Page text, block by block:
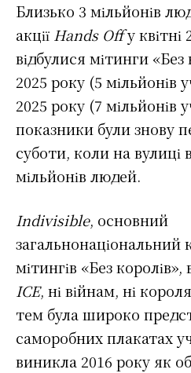
Близько 3 мільйонів
акції Hands Offу квітні
відбулися мітинги «Без
2025 року (5 мільйонів
2025 року (7 мільйонів
показники були знову
суботи, коли на
мільйонів людей.
Indivisible, основний
загальнонаціональний
мітингів «Без
ICE, ні війнам, ні
тем була широко
саморобних плакатах
виникла 2016 року як